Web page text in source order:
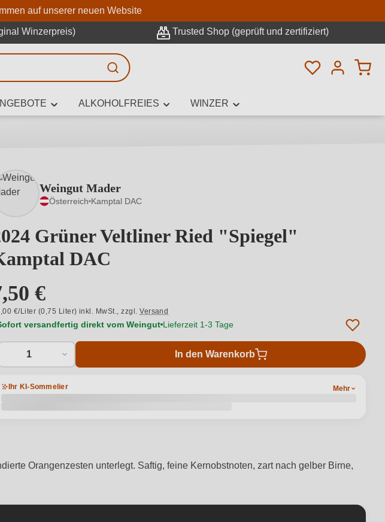
Hauptinhalt springen
springen springen
auf unserer neuen Website
Winzerpreis) Trusted Shop (geprüft und zertifiziert)
Du hast 0
ALKOHOLFREIES WINZER
Weingut Mader
Österreich Kamptal DAC
Grüner Veltliner Ried "Spiegel"
DAC
€
€/Liter (0,75 Liter) inkl. MwSt.,zzgl.Versand
versandfertig direkt vom Weingut Lieferzeit 1-3 Tage
1 In den Warenkorb
Ihr KI-Sommelier Mehr
Orangenzesten unterlegt. Saftig, feine Kernobstnoten, zart nach gelber Birne,
Erweiterte Suche
Geschmack, Anlass, Weinnamen,
anderen Kriterien.